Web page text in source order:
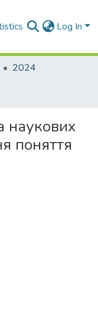
Log In
2024
наукових
поняття